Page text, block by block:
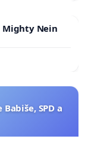
Mighty Nein
SPD a